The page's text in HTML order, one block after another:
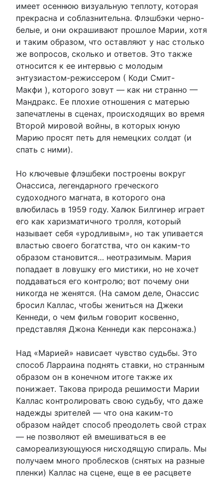
имеет осеннюю визуальную теплоту, которая
прекрасна и соблазнительна. Флэшбэки черно-
белые, и они окрашивают прошлое Марии, хотя
и таким образом, что оставляют у нас столько
же вопросов, сколько и ответов. Это также
относится к ее интервью с молодым
энтузиастом-режиссером ( Коди Смит-
Макфи ), которого зовут — как ни странно —
Мандракс. Ее плохие отношения с матерью
запечатлены в сценах, происходящих во время
Второй мировой войны, в которых юную
Марию просят петь для немецких солдат (и
спать с ними).
Но ключевые флэшбеки построены вокруг
Онассиса, легендарного греческого
судоходного магната, в которого она
влюбилась в 1959 году. Халюк Билгинер играет
его как харизматичного тролля, который
называет себя «уродливым», но так упивается
властью своего богатства, что он каким-то
образом становится… неотразимым. Мария
попадает в ловушку его мистики, но не хочет
поддаваться его контролю; вот почему они
никогда не женятся. (На самом деле, Онассис
бросил Каллас, чтобы жениться на Джеки
Кеннеди, о чем фильм говорит косвенно,
представляя Джона Кеннеди как персонажа.)
Над «Марией» нависает чувство судьбы. Это
способ Ларраина поднять ставки, но странным
образом он в конечном итоге также их
понижает. Такова природа решимости Марии
Каллас контролировать свою судьбу, что даже
надежды зрителей — что она каким-то
образом найдет способ преодолеть свой страх
— не позволяют ей вмешиваться в ее
самореализующуюся нисходящую спираль. Мы
получаем много проблесков (снятых на разные
пленки) Каллас на сцене, еще в ее расцвете